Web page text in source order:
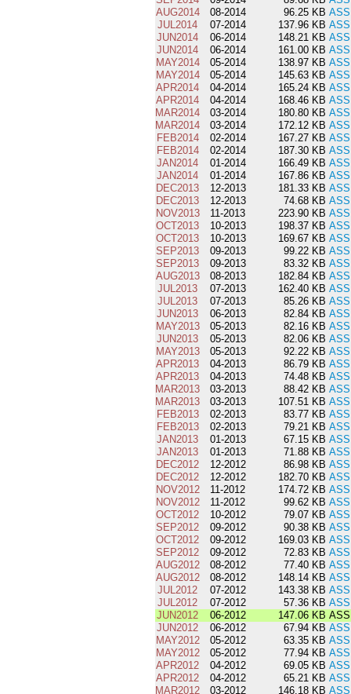
AUG2014
08-2014 96.25 KB
JUL2014
07-2014 137.96 KB
JUN2014
06-2014 148.21 KB
JUN2014
06-2014 161.00 KB
MAY2014
05-2014 138.97 KB
MAY2014
05-2014 145.63 KB
APR2014
04-2014 165.24 KB
APR2014
04-2014 168.46 KB
MAR2014
03-2014 180.80 KB
MAR2014
03-2014 172.12 KB
FEB2014
02-2014 167.27 KB
FEB2014
02-2014 187.30 KB
JAN2014
01-2014 166.49 KB
JAN2014
01-2014 167.86 KB
DEC2013
12-2013 181.33 KB
DEC2013
12-2013 74.68 KB
NOV2013
11-2013 223.90 KB
OCT2013
10-2013 198.37 KB
OCT2013
10-2013 169.67 KB
SEP2013
09-2013 99.22 KB
SEP2013
09-2013 83.32 KB
AUG2013
08-2013 182.84 KB
JUL2013
07-2013 162.40 KB
JUL2013
07-2013 85.26 KB
JUN2013
06-2013 82.84 KB
MAY2013
05-2013 82.16 KB
JUN2013
05-2013 82.06 KB
MAY2013
05-2013 92.22 KB
APR2013
04-2013 86.79 KB
APR2013
04-2013 74.48 KB
MAR2013
03-2013 88.42 KB
MAR2013
03-2013 107.51 KB
FEB2013
02-2013 83.77 KB
FEB2013
02-2013 79.21 KB
JAN2013
01-2013 67.15 KB
JAN2013
01-2013 71.88 KB
DEC2012
12-2012 86.98 KB
DEC2012
12-2012 182.70 KB
NOV2012
11-2012 174.72 KB
NOV2012
11-2012 99.62 KB
OCT2012
10-2012 79.07 KB
SEP2012
09-2012 90.38 KB
OCT2012
09-2012 169.03 KB
SEP2012
09-2012 72.83 KB
AUG2012
08-2012 77.40 KB
AUG2012
08-2012 148.14 KB
JUL2012
07-2012 143.38 KB
JUL2012
07-2012 57.36 KB
JUN2012
06-2012 147.06 KB
JUN2012
06-2012 67.94 KB
MAY2012
05-2012 63.35 KB
MAY2012
05-2012 77.94 KB
APR2012
04-2012 69.05 KB
APR2012
04-2012 65.21 KB
MAR2012
03-2012 146.18 KB